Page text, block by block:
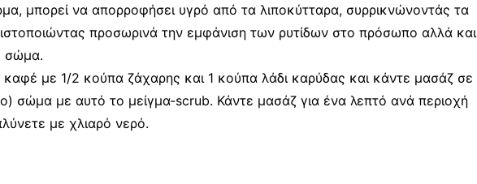
μπορεί να απορροφήσει υγρό από τα λιποκύτταρα, συρρικνώνοντάς τα
προσωρινά την εμφάνιση των ρυτίδων στο πρόσωπο αλλά και
σώμα.
με 1/2 κούπα ζάχαρης και 1 κούπα λάδι καρύδας και κάντε μασάζ σε
σώμα με αυτό το μείγμα-scrub. Κάντε μασάζ για ένα λεπτό ανά περιοχή
με χλιαρό νερό.